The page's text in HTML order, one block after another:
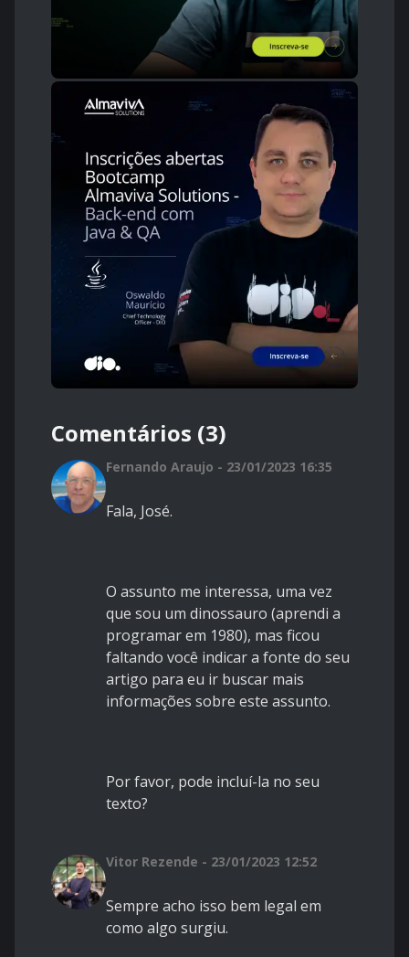
Comentários (3)
Fernando Araujo - 23/01/2023 16:35
Fala, José.
O assunto me interessa, uma vez
que sou um dinossauro (aprendi a
programar em 1980), mas ficou
faltando você indicar a fonte do seu
artigo para eu ir buscar mais
informações sobre este assunto.
Por favor, pode incluí-la no seu
texto?
Vitor Rezende - 23/01/2023 12:52
Sempre acho isso bem legal em
como algo surgiu.